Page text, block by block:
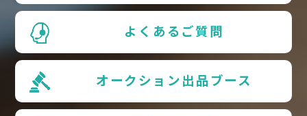
よくあるご質問
オークション出品ブース